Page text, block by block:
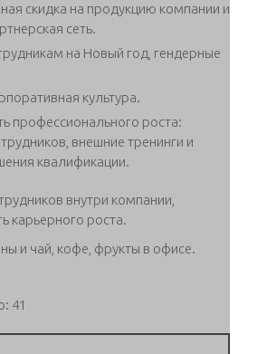
скидка на продукцию компании и
сеть.
на Новый год, гендерные
культура.
профессионального роста:
внешние тренинги и
квалификации.
внутри компании,
карьерного роста.
и чай, кофе, фрукты в офисе.
41